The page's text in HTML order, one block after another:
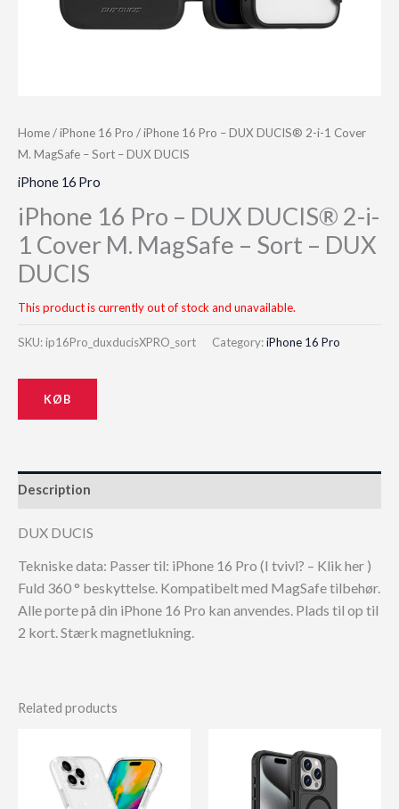
Home/iPhone 16 Pro / iPhone 16 Pro – DUX DUCIS® 2-i-1 Cover
M. MagSafe – Sort – DUX DUCIS
iPhone 16 Pro
iPhone 16 Pro – DUX DUCIS® 2-i-
1 Cover M. MagSafe – Sort – DUX
DUCIS
This product is currently out of stock and unavailable.
SKU: ip16Pro_duxducisXPRO_sort Category:iPhone 16 Pro
KØB
Description
DUX DUCIS
Tekniske data: Passer til: iPhone 16 Pro (I tvivl? – Klik her )
Fuld 360 ° beskyttelse. Kompatibelt med MagSafe tilbehør.
Alle porte på din iPhone 16 Pro kan anvendes. Plads til op til
2 kort. Stærk magnetlukning.
Related products